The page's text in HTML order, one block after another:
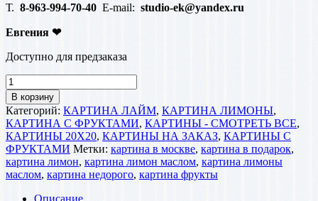
Т. 8-963-994-70-40 E-mail: studio-ek@yandex.ru
Евгения ❤
Доступно для предзаказа
Количество
товара
Картина
Лимоны
Маслом.
Фрукты
Маслом
20х20
см.
Евгения
В корзину
Категорий: КАРТИНА ЛАЙМ, КАРТИНА ЛИМОНЫ,
КАРТИНА С ФРУКТАМИ, КАРТИНЫ - СМОТРЕТЬ ВСЕ,
КАРТИНЫ 20Х20, КАРТИНЫ НА ЗАКАЗ, КАРТИНЫ С
ФРУКТАМИ Метки: картина в москве, картина в подарок,
картина лимон, картина лимон маслом, картина лимоны
маслом, картина недорого, картина фрукты
Описание